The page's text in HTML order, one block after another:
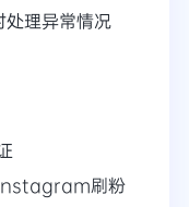
理异常情况
Instagram刷粉